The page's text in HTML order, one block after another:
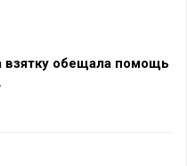
взятку обещала помощь